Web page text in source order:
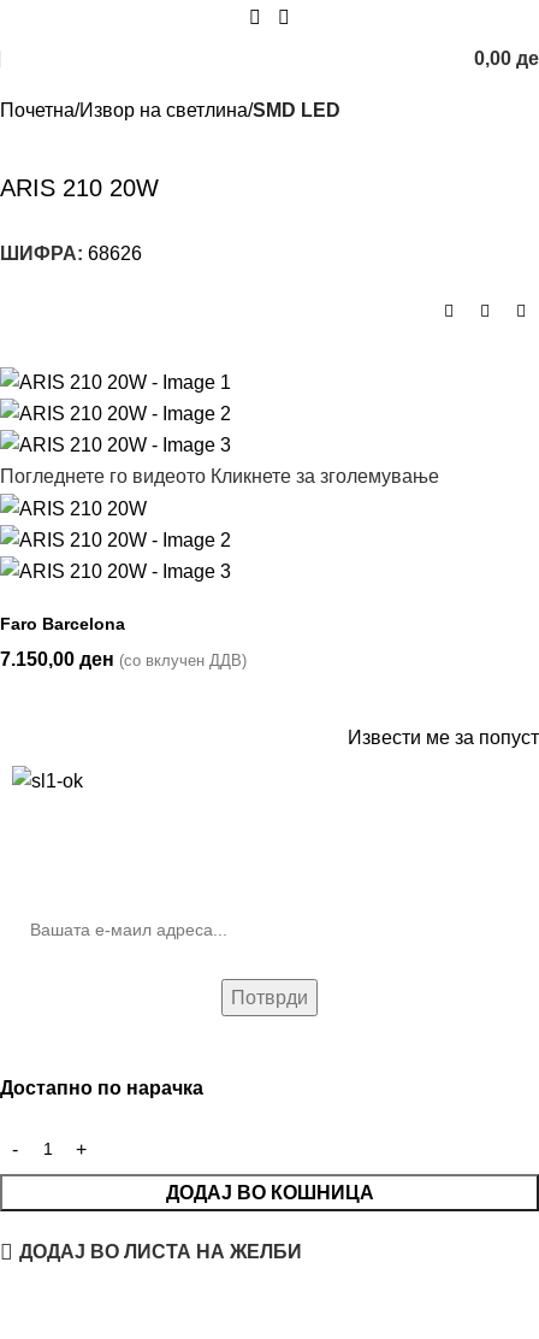
0,00
Почетна Извор на светлина SMD LED
ARIS 210 20W
ШИФРА: 68626
Погледнете го видеото Кликнете за зголемување
Faro Barcelona
7.150,00 ден (со вклучен ДДВ)
Извести ме за попуст
Достапно по нарачка
ДОДАЈ ВО КОШНИЦА
ДОДАЈ ВО ЛИСТА НА ЖЕЛБИ